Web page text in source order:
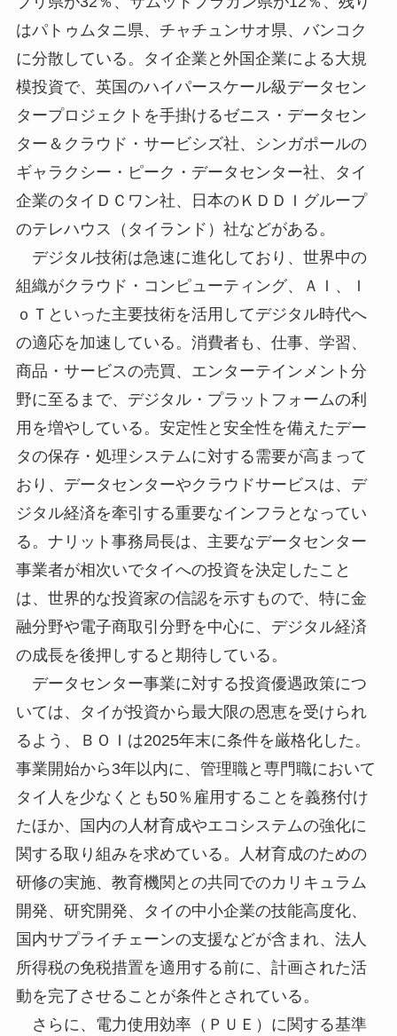
はパトゥムタニ県、チャチュンサオ県、バンコク
に分散している。タイ企業と外国企業による大規
模投資で、英国のハイパースケール級データセン
タープロジェクトを手掛けるゼニス・データセン
ター＆クラウド・サービシズ社、シンガポールの
ギャラクシー・ピーク・データセンター社、タイ
企業のタイＤＣワン社、日本のＫＤＤＩグループ
のテレハウス（タイランド）社などがある。
デジタル技術は急速に進化しており、世界中の
組織がクラウド・コンピューティング、ＡＩ、Ｉ
ｏＴといった主要技術を活用してデジタル時代へ
の適応を加速している。消費者も、仕事、学習、
商品・サービスの売買、エンターテインメント分
野に至るまで、デジタル・プラットフォームの利
用を増やしている。安定性と安全性を備えたデー
タの保存・処理システムに対する需要が高まって
おり、データセンターやクラウドサービスは、デ
ジタル経済を牽引する重要なインフラとなってい
る。ナリット事務局長は、主要なデータセンター
事業者が相次いでタイへの投資を決定したこと
は、世界的な投資家の信認を示すもので、特に金
融分野や電子商取引分野を中心に、デジタル経済
の成長を後押しすると期待している。
データセンター事業に対する投資優遇政策につ
いては、タイが投資から最大限の恩恵を受けられ
るよう、ＢＯＩは2025年末に条件を厳格化した。
事業開始から3年以内に、管理職と専門職において
タイ人を少なくとも50％雇用することを義務付け
たほか、国内の人材育成やエコシステムの強化に
関する取り組みを求めている。人材育成のための
研修の実施、教育機関との共同でのカリキュラム
開発、研究開発、タイの中小企業の技能高度化、
国内サプライチェーンの支援などが含まれ、法人
所得税の免税措置を適用する前に、計画された活
動を完了させることが条件とされている。
さらに、電力使用効率（ＰＵＥ）に関する基準